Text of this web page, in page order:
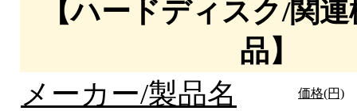
【ハードディスク/関
品】
メーカー/製品名
価格(円)